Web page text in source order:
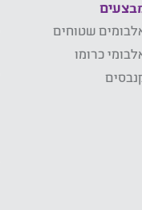
שטוחים
כרומו